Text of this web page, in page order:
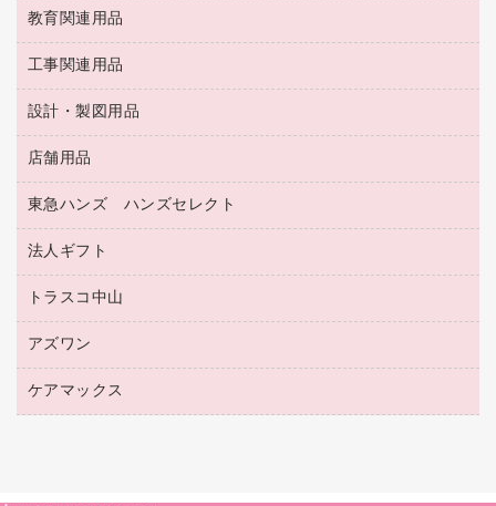
スポーツ・レジャー用品
ゴミ袋
キッチン用品
食品添加物製品
各種用紙
ルーズリーフ
レターファイル
リングファイル
プレゼン用ファイル
ファイルボックス
パイプ式ファイル
その他ファイル
クリヤーホルダー
クリヤーブック（差替式）
クリヤーブック（固定式）
修正テープ
鉛筆
マーキングペン（油性）
マーキングペン（水性）
ボールペン（油性）
ボールペン（ゲルインク）
シャープペンシル用替芯
保管・整理用品
壁面／足元収納
備品／小物ケース
透明テープ 事務用
電話台
針なしステープラー
紙めくり
裁断機
保健用品
使い捨て手袋
感染症対策用品
介護用品
医療関連用品
教育関連用品
教育関連用品
工事関連用品
工事関連用品
屋外用品
設計・製図用品
設計・製図用品
店舗用品
店舗運営用品
陳列什器
紙手提げ袋
レジ・ポリ袋
ディスプレイ用品
カウンター／お会計用品
東急ハンズ ハンズセレクト
東急ハンズ
法人ギフト
高島屋
カウネットギフト
高島屋（食品・飲料）
カウネットギフト（食品・飲料）
トラスコ中山
建築・作業用品
アズワン
医療・介護用品（食品・飲料・食添製品）
ケアマックス